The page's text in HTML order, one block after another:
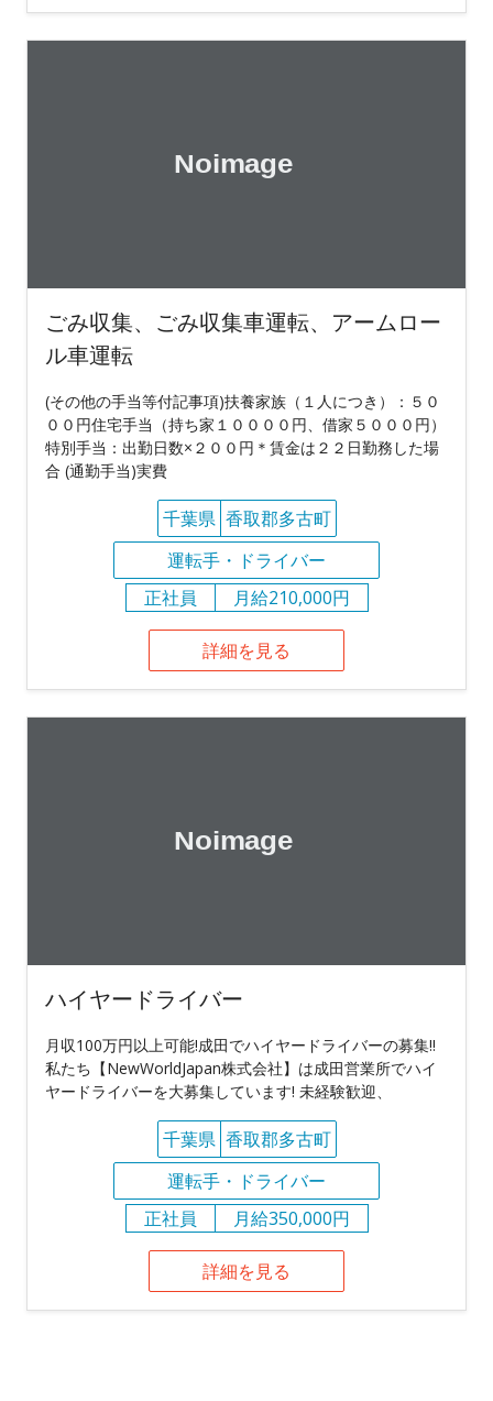
ごみ収集、ごみ収集車運転、アームロー
ル車運転
(その他の手当等付記事項)扶養家族（１人につき）：５０
００円住宅手当（持ち家１００００円、借家５０００円）
特別手当：出勤日数×２００円＊賃金は２２日勤務した場
合 (通勤手当)実費
千葉県 香取郡多古町
運転手・ドライバー
正社員
月給210,000円
詳細を見る
ハイヤードライバー
月収100万円以上可能!成田でハイヤードライバーの募集!!
私たち【NewWorldJapan株式会社】は成田営業所でハイ
ヤードライバーを大募集しています! 未経験歓迎、
千葉県 香取郡多古町
運転手・ドライバー
正社員
月給350,000円
詳細を見る